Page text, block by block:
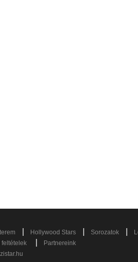
Hollywood Stars Sorozatok
feltételek
Partnereink